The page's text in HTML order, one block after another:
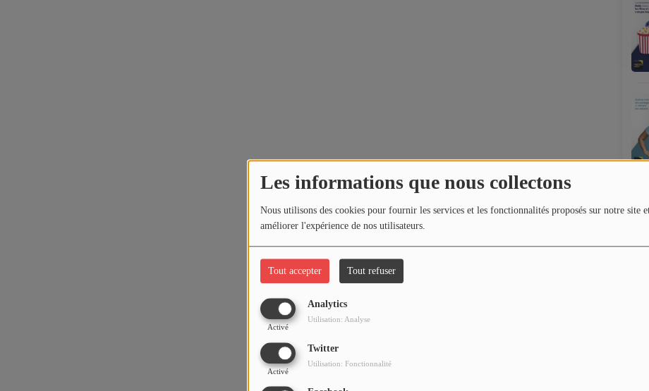
Les informations que nous collectons
Nous utilisons des cookies pour fournir les services et les fonctionnalités proposés sur notre site
améliorer l'expérience de nos utilisateurs.
Tout accepter Tout refuser
Analytics
Activé
Utilisation: Analyse
Twitter
Activé
Utilisation: Fonctionnalité